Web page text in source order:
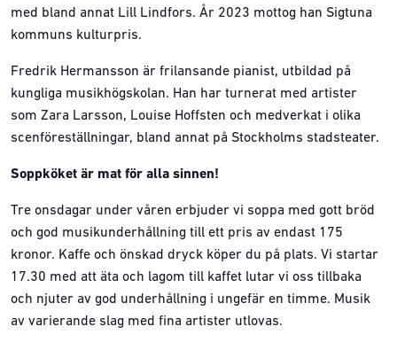
med bland annat Lill Lindfors. År 2023 mottog han Sigtuna
kommuns kulturpris.
Fredrik Hermansson är frilansande pianist, utbildad på
kungliga musikhögskolan. Han har turnerat med artister
som Zara Larsson, Louise Hoffsten och medverkat i olika
scenföreställningar, bland annat på Stockholms stadsteater.
Soppköket är mat för alla sinnen!
Tre onsdagar under våren erbjuder vi soppa med gott bröd
och god musikunderhållning till ett pris av endast 175
kronor. Kaffe och önskad dryck köper du på plats. Vi startar
17.30 med att äta och lagom till kaffet lutar vi oss tillbaka
och njuter av god underhållning i ungefär en timme. Musik
av varierande slag med fina artister utlovas.